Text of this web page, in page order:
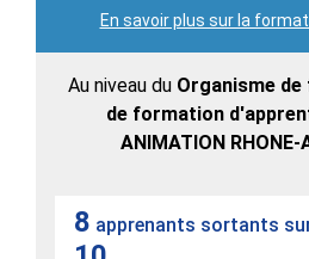
En savoir plus sur la
Au niveau du Organisme
de formation
ANIMATION RHONE-
8 apprenants sortants